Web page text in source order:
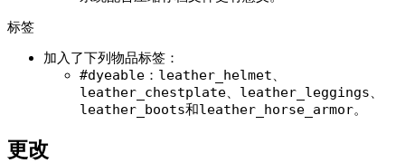
标签
加入了下列物品标签：
#dyeable ： leather_helmet、​
leather_chestplate、​ leather_leggings、​
leather_boots和leather_horse_armor。
更改